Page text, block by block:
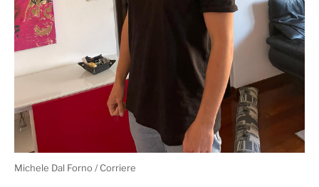
Michele Dal Forno / Corriere